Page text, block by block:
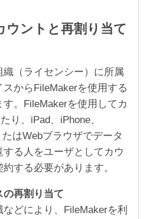
ウントと再割り当て
（ライセンシー）に所属
スからFileMakerを使用する
す。FileMakerを使用してカ
り、iPad、iPhone、
はWebブラウザでデータ
る人をユーザとしてカウ
する必要があります。
の再割り当て
どにより、FileMakerを利